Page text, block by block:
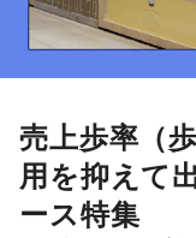
売上歩率（
用を抑えて
ース特集